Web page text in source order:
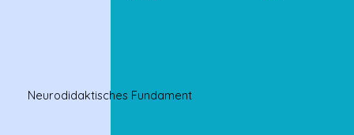
Neurodidaktisches Fundament